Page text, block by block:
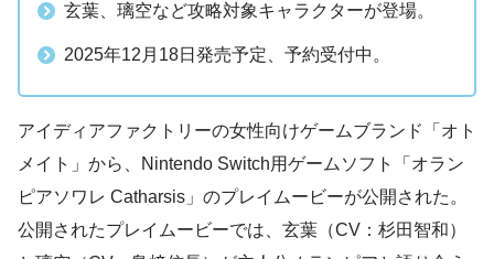
玄葉、璃空など攻略対象キャラクターが登場。
2025年12月18日発売予定、予約受付中。
アイディアファクトリーの女性向けゲームブランド「オト
メイト」から、Nintendo Switch用ゲームソフト「オラン
ピアソワレ Catharsis」のプレイムービーが公開された。
公開されたプレイムービーでは、玄葉（CV：杉田智和）